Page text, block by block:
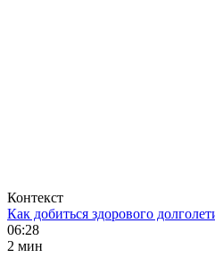
Контекст
Как добиться здорового
06:28
2 мин